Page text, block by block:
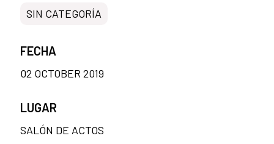
SIN CATEGORÍA
FECHA
02 OCTOBER 2019
LUGAR
SALÓN DE ACTOS